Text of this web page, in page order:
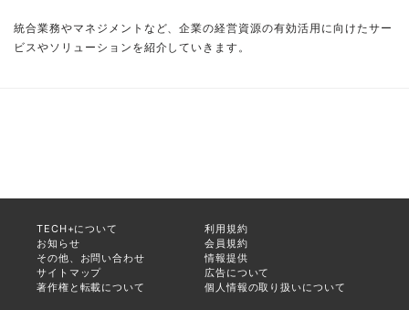
統合業務やマネジメントなど、企業の経営資源の有効活用に向けたサー
ビスやソリューションを紹介していきます。
TECH+について
利用規約
お知らせ
会員規約
その他、お問い合わせ
情報提供
サイトマップ
広告について
著作権と転載について
個人情報の取り扱いについて